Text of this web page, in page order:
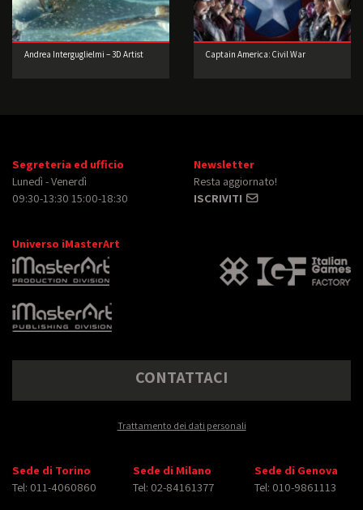
Andrea Interguglielmi – 3D Artist Captain America: Civil War
Segreteria ed ufficio
Lunedì - Venerdì
09:30-13:30 15:00-18:30
Newsletter
Resta aggiornato!
ISCRIVITI
Universo iMasterArt
CONTATTACI
Trattamento dei dati personali
Sede di Torino
Tel: 011-4060860
Sede di Milano
Tel: 02-84161377
Sede di Genova
Tel: 010-9861113